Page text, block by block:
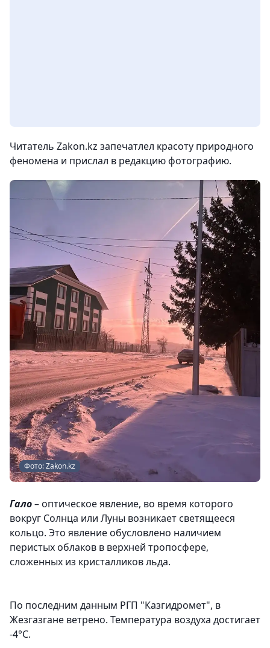
Читатель Zakon.kz запечатлел красоту природного
феномена и прислал в редакцию фотографию.
Фото: Zakon.kz
Гало– оптическое явление, во время которого
вокруг Солнца или Луны возникает светящееся
кольцо. Это явление обусловлено наличием
перистых облаков в верхней тропосфере,
сложенных из кристалликов льда.
По последним данным РГП "Казгидромет", в
Жезгазгане ветрено. Температура воздуха достигает
-4°C.